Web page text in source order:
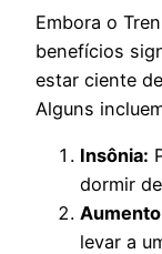
Embora o
benefícios
estar ciente
Alguns
Insônia:
dormir
levar a